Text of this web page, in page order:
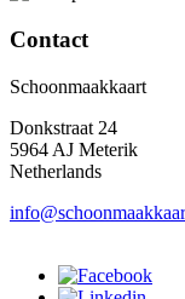
Contact
Schoonmaakkaart
Donkstraat 24
5964 AJ Meterik
Netherlands